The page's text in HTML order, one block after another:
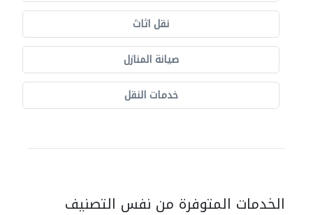
نقل اثاث
صيانة المنازل
خدمات النقل
الخدمات المتوفرة من نفس التصنيف